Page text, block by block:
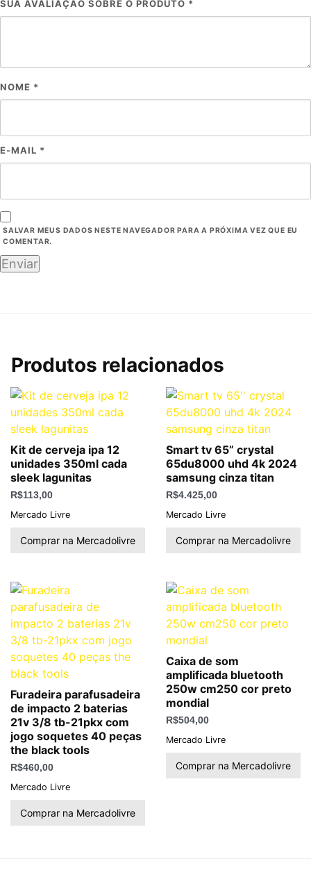
SUA AVALIAÇÃO SOBRE O PRODUTO *
NOME *
E-MAIL *
SALVAR MEUS DADOS NESTE NAVEGADOR PARA A PRÓXIMA VEZ QUE EU
COMENTAR.
Produtos relacionados
Kit de cerveja ipa 12
unidades 350ml cada
sleek lagunitas
R$113,00
Mercado Livre
Comprar na Mercadolivre
Smart tv 65” crystal
65du8000 uhd 4k 2024
samsung cinza titan
R$4.425,00
Mercado Livre
Comprar na Mercadolivre
Furadeira parafusadeira
de impacto 2 baterias
21v 3/8 tb-21pkx com
jogo soquetes 40 peças
the black tools
R$460,00
Mercado Livre
Comprar na Mercadolivre
Caixa de som
amplificada bluetooth
250w cm250 cor preto
mondial
R$504,00
Mercado Livre
Comprar na Mercadolivre